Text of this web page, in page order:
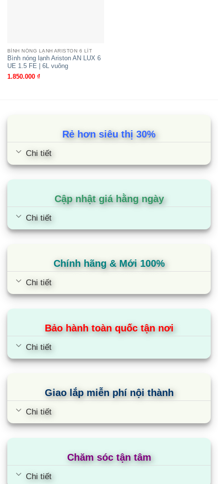
chuẩn chống thấm IPX4 giúp dễ lau chùi, vệ sinh,
bền bỉ ngay cả trong các môi trường có độ ẩm
chế thất thoát nhiệt trong quá trình sử dụng góp
phần tiết kiệm điện năng khi không phải đun lại
nhiều lần.
Mini 6 lít AN LUX 6 BE 1.5 FE được tích hợp các
chức năng chống bỏng, chống giật như cầu dao
dụng nước nóng cho việc rửa rau, rửa tay hay rửa
chén bát,… cho gia đình bạn.
UE 1.5 FE | 6L vuông
BÌNH NÓNG LẠNH ARISTON 6 LÍT
Bình nóng lạnh Ariston AN LUX 6
UE 1.5 FE | 6L vuông
1.850.000 ₫
Rẻ hơn siêu thị 30%
Chi tiết
Cập nhật giá hằng ngày
Chi tiết
Chính hãng & Mới 100%
Chi tiết
Bảo hành toàn quốc tận nơi
Chi tiết
Giao lắp miễn phí nội thành
Chi tiết
Chăm sóc tận tâm
Chi tiết